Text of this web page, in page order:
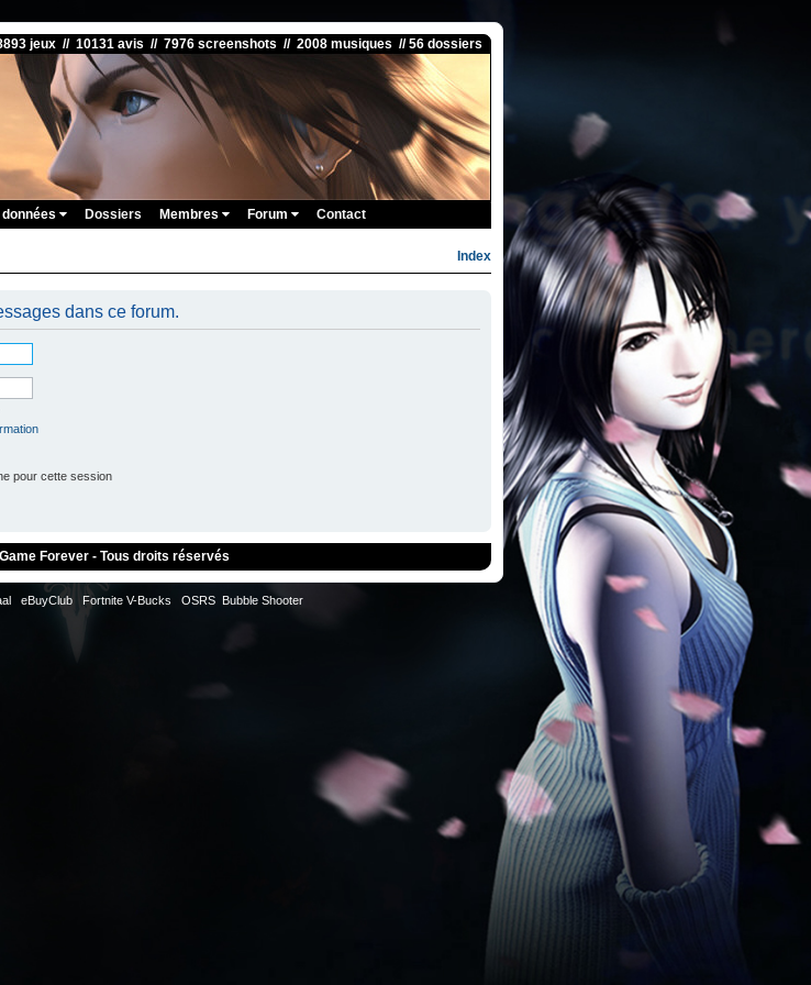
jeux // 10131 avis // 7976 screenshots // 2008 musiques // 56 dossiers
Dossiers Membres Forum Contact
Index
dans ce forum.
pour cette session
Forever - Tous droits réservés
eBuyClub Fortnite V-Bucks OSRS Bubble Shooter